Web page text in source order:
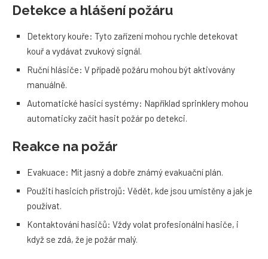
Detekce a hlášení požáru
Detektory kouře: Tyto zařízení mohou rychle detekovat
kouř a vydávat zvukový signál.
Ruční hlásiče: V případě požáru mohou být aktivovány
manuálně.
Automatické hasicí systémy: Například sprinklery mohou
automaticky začít hasit požár po detekci.
Reakce na požár
Evakuace: Mít jasný a dobře známý evakuační plán.
Použití hasicích přístrojů: Vědět, kde jsou umístěny a jak je
používat.
Kontaktování hasičů: Vždy volat profesionální hasiče, i
když se zdá, že je požár malý.